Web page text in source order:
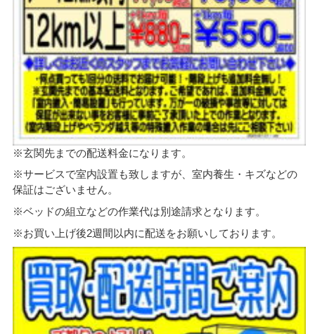
※玄関先までの配送料金になります。
※サービスで室内設置も致しますが、室内養生・キズなどの
保証はございません。
※ベッドの組立などの作業代は別途請求となります。
※お買い上げ後2週間以内に配送をお願いしております。